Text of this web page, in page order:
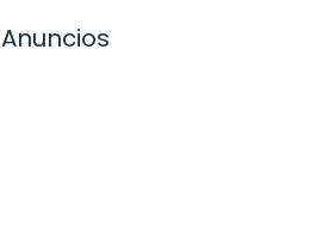
Anuncios